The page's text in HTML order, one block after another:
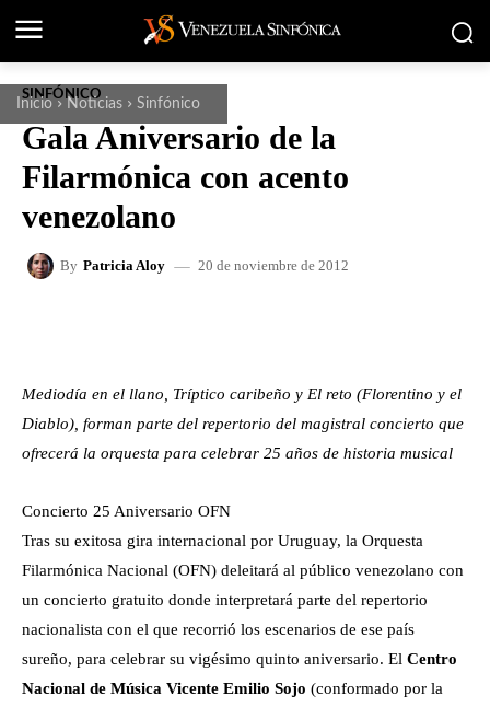
Inicio Noticias Sinfónico
SINFÓNICO
Gala Aniversario de la
Filarmónica con acento
venezolano
By Patricia Aloy 20 de noviembre de 2012
Mediodía en el llano, Tríptico caribeño y El reto (Florentino y el
Diablo), forman parte del repertorio del magistral concierto que
ofrecerá la orquesta para celebrar 25 años de historia musical
Concierto 25 Aniversario OFN
Tras su exitosa gira internacional por Uruguay, la Orquesta
Filarmónica Nacional (OFN) deleitará al público venezolano con
un concierto gratuito donde interpretará parte del repertorio
nacionalista con el que recorrió los escenarios de ese país
sureño, para celebrar su vigésimo quinto aniversario. El Centro
Nacional de Música Vicente Emilio Sojo (conformado por la